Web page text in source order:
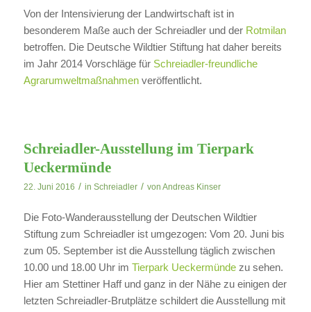
Von der Intensivierung der Landwirtschaft ist in
besonderem Maße auch der Schreiadler und der Rotmilan
betroffen. Die Deutsche Wildtier Stiftung hat daher bereits
im Jahr 2014 Vorschläge für Schreiadler-freundliche
Agrarumweltmaßnahmenveröffentlicht.
Schreiadler-Ausstellung im Tierpark
Ueckermünde
22. Juni 2016 / in Schreiadler / von Andreas Kinser
Die Foto-Wanderausstellung der Deutschen Wildtier
Stiftung zum Schreiadler ist umgezogen: Vom 20. Juni bis
zum 05. September ist die Ausstellung täglich zwischen
10.00 und 18.00 Uhr im Tierpark Ueckermünde zu sehen.
Hier am Stettiner Haff und ganz in der Nähe zu einigen der
letzten Schreiadler-Brutplätze schildert die Ausstellung mit